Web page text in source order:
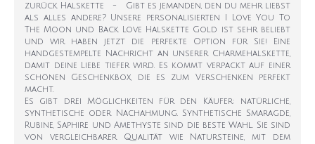
zurück Halskette - Gibt es jemanden, den du mehr liebst
als alles andere? Unsere personalisierten I Love You To
The Moon und Back Love Halskette Gold ist sehr beliebt
und wir haben jetzt die perfekte Option für Sie! Eine
handgestempelte Nachricht an unserer Charmehalskette,
damit deine Liebe tiefer wird. Es kommt verpackt auf einer
schönen Geschenkbox, die es zum Verschenken perfekt
macht.
Es gibt drei Möglichkeiten für den Käufer: natürliche,
synthetische oder Nachahmung. Synthetische Smaragde,
Rubine, Saphire und Amethyste sind die beste Wahl. Sie sind
von vergleichbarer Qualität wie Natursteine, mit dem